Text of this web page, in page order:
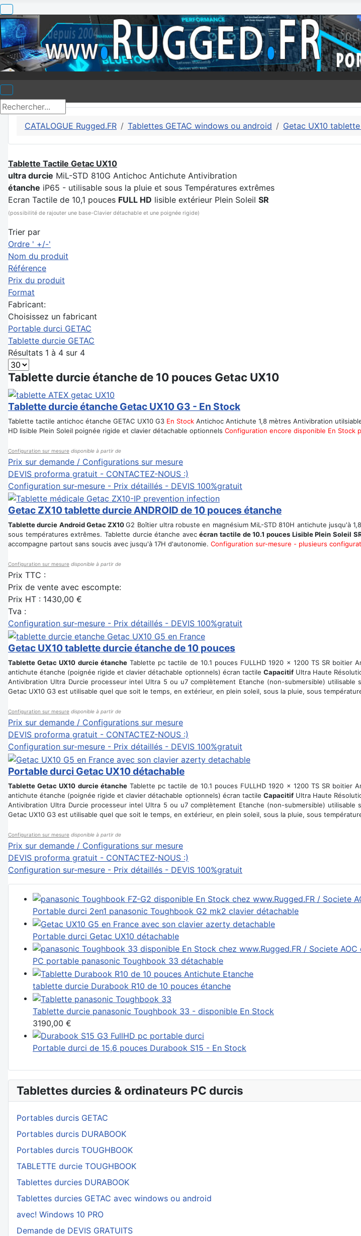
CATALOGUE Rugged.FR Tablettes GETAC windows ou android Getac UX10
Tablettes durcies & ordinateurs PC durcis
Portables durcis GETAC
Portables durcis DURABOOK
Portables durcis TOUGHBOOK
TABLETTE durcie TOUGHBOOK
Tablettes durcies DURABOOK
Tablettes durcies GETAC avec windows ou android
avec! Windows 10 PRO
Demande de DEVIS GRATUITS
Tablette Tactile Getac UX10
ultra durcie MiL-STD 810G Antichoc Antichute Antivibration
étanche iP65 - utilisable sous la pluie et sous Températures extrêmes
Ecran Tactile de 10,1 pouces FULL HD lisible extérieur Plein Soleil SR
(possibilité de rajouter une base-Clavier détachable et une poignée rigide)
Trier par
Ordre ' +/-'
Nom du produit
Référence
Prix du produit
Format
Fabricant:
Choisissez un fabricant
Portable durci GETAC
Tablette durcie GETAC
Résultats 1 à 4 sur 4
Tablette durcie étanche de 10 pouces Getac UX10
Tablette durcie étanche Getac UX10 G3 - En Stock
Tablette tactile antichoc étanche GETAC UX10 G3 En StockAntichoc Antichute 1,8 mètres Antivibration
HD lisible Plein Soleil poignée rigide et clavier détachable optionnels Configuration encore disponible En Stock
Configuration sur mesure disponible à partir de
Prix sur demande / Configurations sur mesure
DEVIS proforma gratuit - CONTACTEZ-NOUS :)
Configuration sur-mesure - Prix détaillés - DEVIS 100%gratuit
Getac ZX10 tablette durcie ANDROID de 10 pouces étanche
Tablette durcie Android Getac ZX10G2 Boîtier ultra robuste en magnésium MiL-STD 810H antichute jusqu'à
sous températures extrêmes. Tablette durcie étanche avecécran tactile de 10.1 pouces Lisible Plein Soleil
accompagne partout sans soucis avec jusqu'à 17H d'autonomie. Configuration sur-mesure - plusieurs
Configuration sur mesure disponible à partir de
Prix TTC :
Prix de vente avec escompte:
Prix HT : 1430,00 €
Tva :
Configuration sur-mesure - Prix détaillés - DEVIS 100%gratuit
Getac UX10 tablette durcie étanche de 10 pouces
Tablette Getac UX10 durcie étancheTablette pc tactile de 10.1 pouces FULLHD 1920 x 1200 TS SR
antichute étanche (poignée rigide et clavier détachable optionnels) écran tactile CapacitifUltra Haute
Antivibration Ultra Durcie processeur intel Ultra 5 ou u7 complètement Etanche (non-submersible)
Getac UX10 G3 est utilisable quel que soit le temps, en extérieur, en plein soleil, sous la pluie, sous
Configuration sur mesure disponible à partir de
Prix sur demande / Configurations sur mesure
DEVIS proforma gratuit - CONTACTEZ-NOUS :)
Configuration sur-mesure - Prix détaillés - DEVIS 100%gratuit
Portable durci Getac UX10 détachable
Tablette Getac UX10 durcie étancheTablette pc tactile de 10.1 pouces FULLHD 1920 x 1200 TS SR
antichute étanche (poignée rigide et clavier détachable optionnels) écran tactile CapacitifUltra Haute
Antivibration Ultra Durcie processeur intel Ultra 5 ou u7 complètement Etanche (non-submersible)
Getac UX10 G3 est utilisable quel que soit le temps, en extérieur, en plein soleil, sous la pluie, sous
Configuration sur mesure disponible à partir de
Prix sur demande / Configurations sur mesure
DEVIS proforma gratuit - CONTACTEZ-NOUS :)
Configuration sur-mesure - Prix détaillés - DEVIS 100%gratuit
Portable durci 2en1 panasonic Toughbook G2 mk2 clavier détachable
Portable durci Getac UX10 détachable
PC portable panasonic Toughbook 33 détachable
tablette durcie Durabook R10 de 10 pouces étanche
Tablette durcie panasonic Toughbook 33 - disponible En Stock
3190,00 €
Portable durci de 15,6 pouces Durabook S15 - En Stock